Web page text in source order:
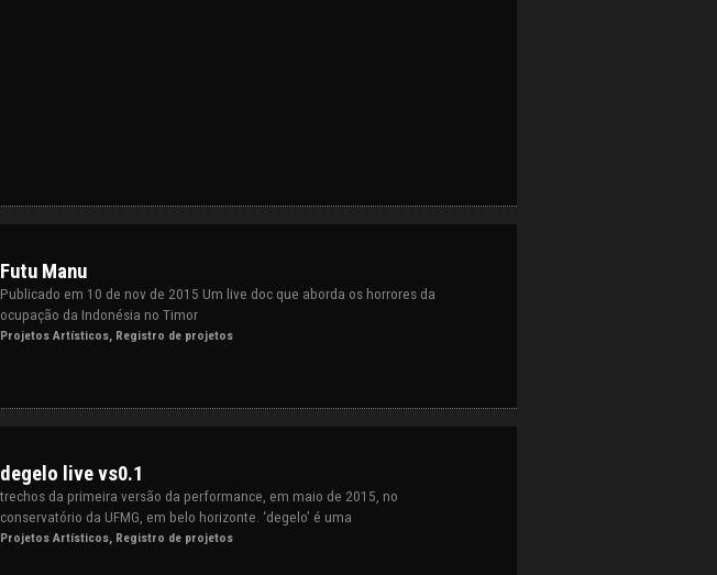
Futu Manu
Publicado em 10 de nov de 2015 Um live doc que aborda os horrores da
ocupação da Indonésia no Timor
Projetos Artísticos, Registro de projetos
degelo live vs0.1
trechos da primeira versão da performance, em maio de 2015, no
conservatório da UFMG, em belo horizonte. ‘degelo’ é uma
Projetos Artísticos, Registro de projetos